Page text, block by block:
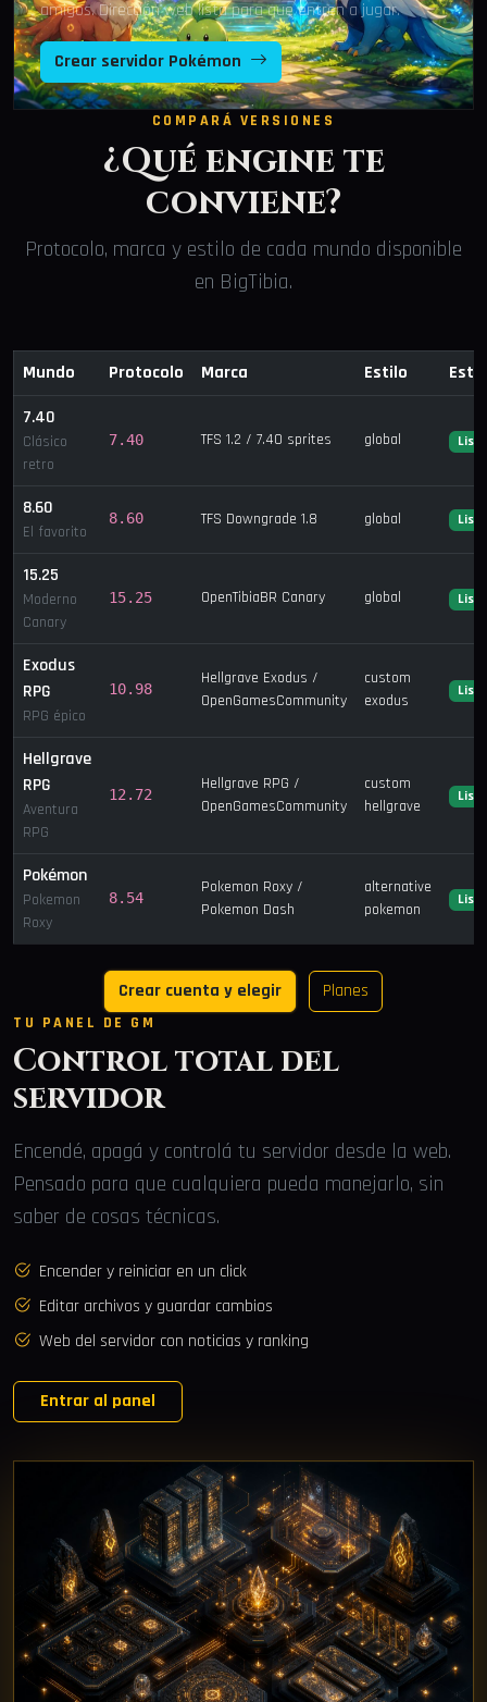
amigos. Dirección web lista para que entren a jugar.
Crear servidor Pokémon
COMPARÁ VERSIONES
¿Qué engine te
conviene?
Protocolo, marca y estilo de cada mundo disponible
en BigTibia.
Mundo Protocolo Marca Estilo
7.40
Clásico
retro
7.40 TFS 1.2 / 7.40 sprites global Listo
8.60
El favorito
8.60 TFS Downgrade 1.8 global Listo
15.25
Moderno
Canary
15.25 OpenTibiaBR Canary global Listo
Exodus
RPG
RPG épico
10.98
Hellgrave Exodus /
OpenGamesCommunity
custom
exodus
Listo
Hellgrave
RPG
Aventura
RPG
12.72
Hellgrave RPG /
OpenGamesCommunity
custom
hellgrave
Listo
Pokémon
Pokemon
Roxy
8.54
Pokemon Roxy /
Pokemon Dash
alternative
pokemon
Listo
Crear cuenta y elegir Planes
TU PANEL DE GM
Control total del
servidor
Encendé, apagá y controlá tu servidor desde la web.
Pensado para que cualquiera pueda manejarlo, sin
saber de cosas técnicas.
Encender y reiniciar en un click
Editar archivos y guardar cambios
Web del servidor con noticias y ranking
Entrar al panel